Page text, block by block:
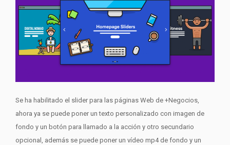
Se ha habilitado el slider para las páginas Web de +Negocios,
ahora ya se puede poner un texto personalizado con imagen de
fondo y un botón para llamado a la acción y otro secundario
opcional, además se puede poner un vídeo mp4 de fondo y un